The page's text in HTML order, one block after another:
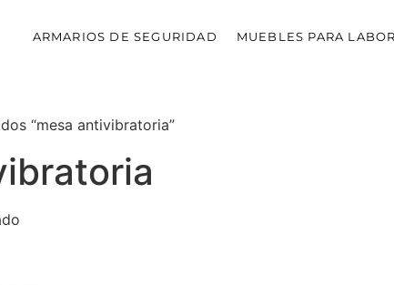
ARMARIOS DE SEGURIDAD MUEBLES PARA
“mesa antivibratoria”